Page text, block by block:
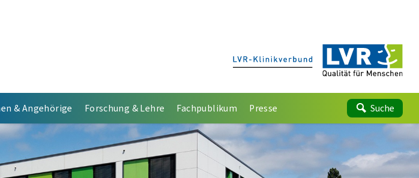
& Angehörige Forschung & Lehre Fachpublikum Presse Suche